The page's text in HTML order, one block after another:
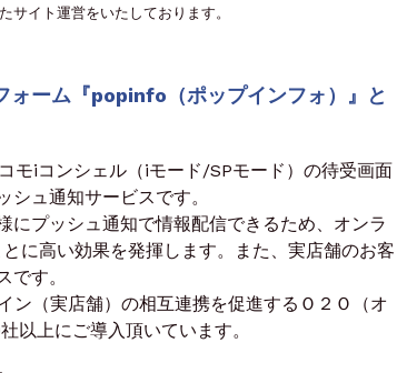
サイト運営をいたしております。
ォーム『popinfo（ポップインフォ）』と
iコンシェル（iモード/SPモード）の待受画面
ュ通知サービスです。
プッシュ通知で情報配信できるため、オンラ
に高い効果を発揮します。また、実店舗のお客
す。
ン（実店舗）の相互連携を促進するＯ２Ｏ（オ
以上にご導入頂いています。